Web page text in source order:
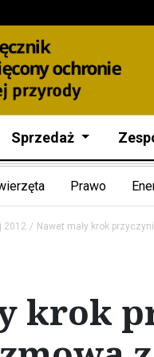
Sprzedaż
Prawo
2012 Nawet mały krok
krok